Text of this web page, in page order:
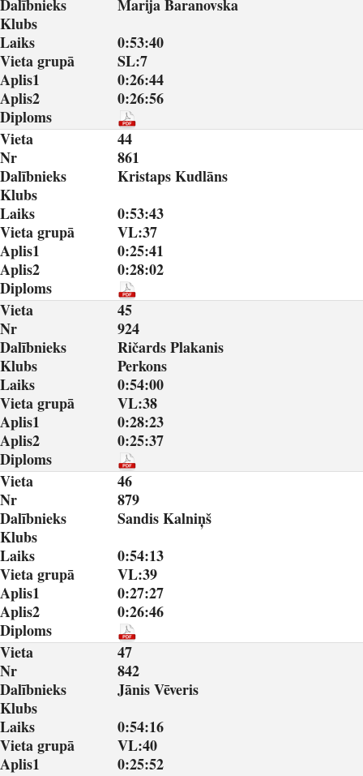
Dalībnieks
Marija Baranovska
Klubs
Laiks
0:53:40
Vieta grupā
SL:7
Aplis1
0:26:44
Aplis2
0:26:56
Diploms
Vieta
44
Nr
861
Dalībnieks
Kristaps Kudlāns
Klubs
Laiks
0:53:43
Vieta grupā
VL:37
Aplis1
0:25:41
Aplis2
0:28:02
Diploms
Vieta
45
Nr
924
Dalībnieks
Ričards Plakanis
Klubs
Perkons
Laiks
0:54:00
Vieta grupā
VL:38
Aplis1
0:28:23
Aplis2
0:25:37
Diploms
Vieta
46
Nr
879
Dalībnieks
Sandis Kalniņš
Klubs
Laiks
0:54:13
Vieta grupā
VL:39
Aplis1
0:27:27
Aplis2
0:26:46
Diploms
Vieta
47
Nr
842
Dalībnieks
Jānis Vēveris
Klubs
Laiks
0:54:16
Vieta grupā
VL:40
Aplis1
0:25:52